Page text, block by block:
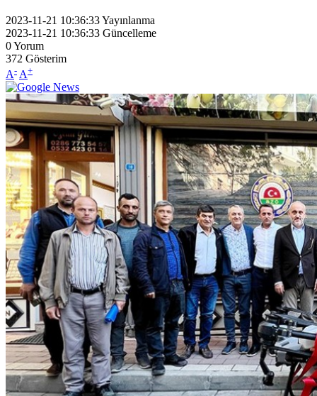
2023-11-21 10:36:33Yayınlanma
2023-11-21 10:36:33 Güncelleme
0Yorum
372 Gösterim
A- A+